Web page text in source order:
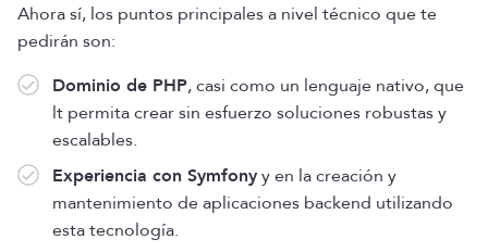
Ahora sí, los puntos principales a nivel técnico que te
pedirán son:
Dominio de PHP, casi como un lenguaje nativo, que
lt permita crear sin esfuerzo soluciones robustas y
escalables.
Experiencia con Symfonyy en la creación y
mantenimiento de aplicaciones backend utilizando
esta tecnología.